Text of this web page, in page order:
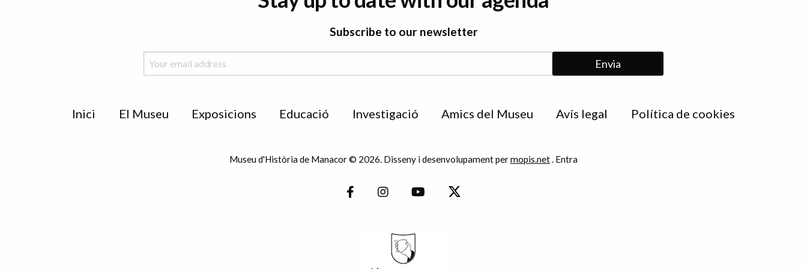
Subscribe to our newsletter
Inici El Museu Exposicions Educació Investigació Amics del Museu Avís legal Política de cookies
Museu d'Història de Manacor © 2026. Disseny i desenvolupament permopis.net. Entra